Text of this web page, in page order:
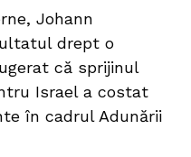
Johann
drept o
că sprijinul
Israel a costat
în cadrul Adunării